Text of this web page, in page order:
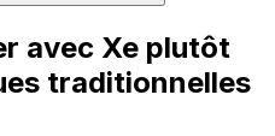
avec Xe plutôt
traditionnelles